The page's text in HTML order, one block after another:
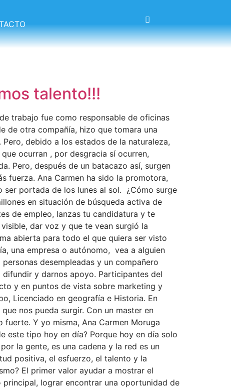
talento!!!
trabajo fue como responsable de oficinas
de otra compañía, hizo que tomara una
debido a los estados de la naturaleza,
ocurran , por desgracia sí ocurren,
Pero, después de un batacazo así, surgen
fuerza. Ana Carmen ha sido la promotora,
ser portada de los lunes al sol. ¿Cómo surge
en situación de búsqueda activa de
de empleo, lanzas tu candidatura y te
dar voz y que te vean surgió la
abierta para todo el que quiera ser visto
una empresa o autónomo, vea a alguien
desempleadas y un compañero
y darnos apoyo. Participantes del
y en puntos de vista sobre marketing y
Licenciado en geografía e Historia. En
nos pueda surgir. Con un master en
fuerte. Y yo misma, Ana Carmen Moruga
este tipo hoy en día? Porque hoy en día solo
la gente, es una cadena y la red es un
positiva, el esfuerzo, el talento y la
El primer valor ayudar a mostrar el
lograr encontrar una oportunidad de